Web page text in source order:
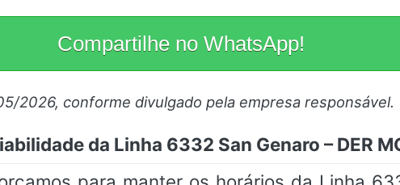
Compartilhe no WhatsApp!
2026, conforme divulgado pela empresa responsável.
da Linha 6332 San Genaro – DER